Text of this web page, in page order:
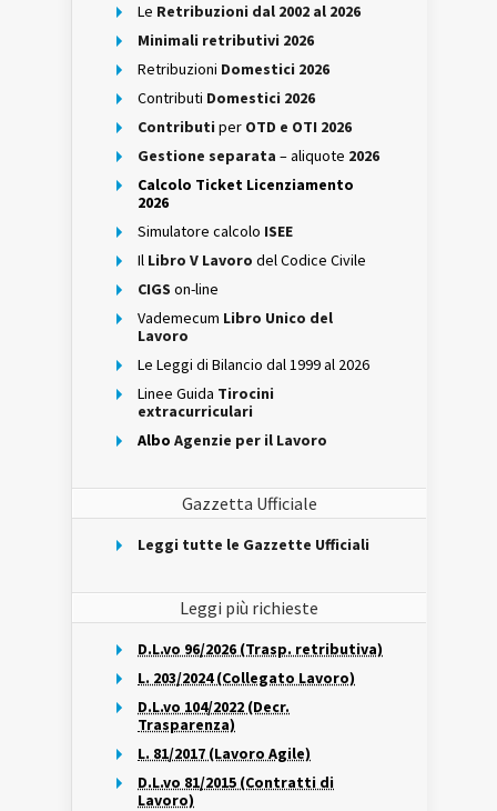
Le Retribuzioni dal 2002 al 2026
Minimali retributivi 2026
Retribuzioni Domestici 2026
Contributi Domestici 2026
Contributi per OTD e OTI 2026
Gestione separata – aliquote 2026
Calcolo Ticket Licenziamento
2026
Simulatore calcolo ISEE
Il Libro V Lavoro del Codice Civile
CIGS on-line
Vademecum Libro Unico del
Lavoro
Le Leggi di Bilancio dal 1999 al 2026
Linee Guida Tirocini
extracurriculari
Albo Agenzie per il Lavoro
Gazzetta Ufficiale
Leggi tutte le Gazzette Ufficiali
Leggi più richieste
D.L.vo 96/2026 (Trasp. retributiva)
L. 203/2024 (Collegato Lavoro)
D.L.vo 104/2022 (Decr.
Trasparenza)
L. 81/2017 (Lavoro Agile)
D.L.vo 81/2015 (Contratti di
Lavoro)